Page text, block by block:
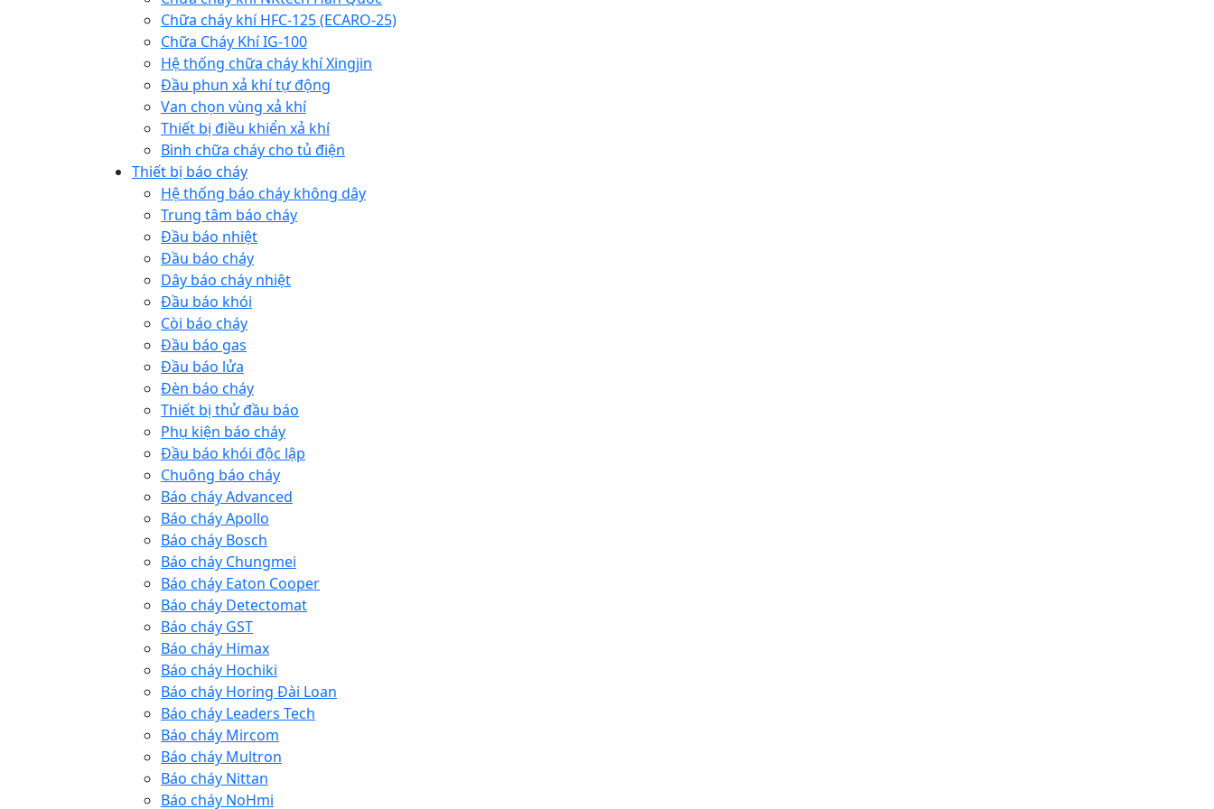
Chữa cháy khí HFC-125 (ECARO-25)
Chữa Cháy Khí IG-100
Hệ thống chữa cháy khí Xingjin
Đầu phun xả khí tự động
Van chọn vùng xả khí
Thiết bị điều khiển xả khí
Bình chữa cháy cho tủ điện
Thiết bị báo cháy
Hệ thống báo cháy không dây
Trung tâm báo cháy
Đầu báo nhiệt
Đầu báo cháy
Dây báo cháy nhiệt
Đầu báo khói
Còi báo cháy
Đầu báo gas
Đầu báo lửa
Đèn báo cháy
Thiết bị thử đầu báo
Phụ kiện báo cháy
Đầu báo khói độc lập
Chuông báo cháy
Báo cháy Advanced
Báo cháy Apollo
Báo cháy Bosch
Báo cháy Chungmei
Báo cháy Eaton Cooper
Báo cháy Detectomat
Báo cháy GST
Báo cháy Himax
Báo cháy Hochiki
Báo cháy Horing Đài Loan
Báo cháy Leaders Tech
Báo cháy Mircom
Báo cháy Multron
Báo cháy Nittan
Báo cháy NoHmi